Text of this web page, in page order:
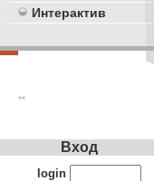
Интерактив
**
Вход
login